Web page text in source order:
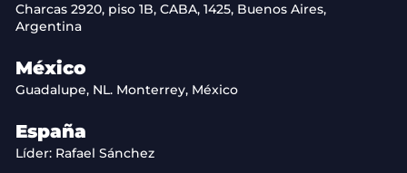
Charcas 2920, piso 1B, CABA, 1425, Buenos Aires,
Argentina
México
Guadalupe, NL. Monterrey, México
España
Líder: Rafael Sánchez